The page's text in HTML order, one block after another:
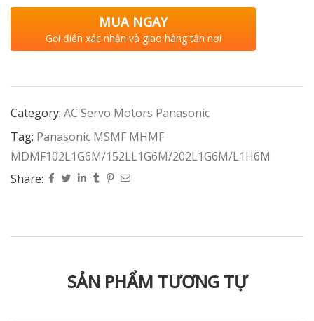
MUA NGAY
Gọi điện xác nhận và giao hàng tận nơi
Category: AC Servo Motors Panasonic
Tag: Panasonic MSMF MHMF
MDMF102L1G6M/152LL1G6M/202L1G6M/L1H6M
Share:
SẢN PHẨM TƯƠNG TỰ